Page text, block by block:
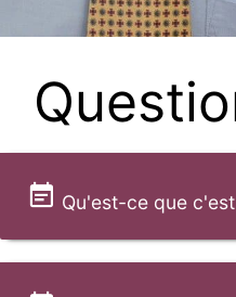
Qu'est-ce que